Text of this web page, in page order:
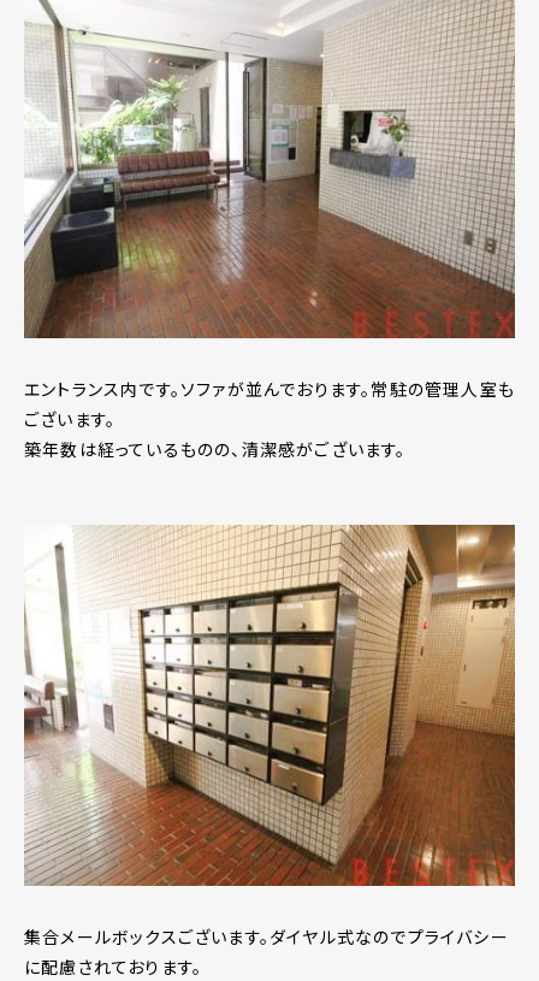
エントランス内です。ソファが並んでおります。常駐の管理人室も
ございます。
築年数は経っているものの、清潔感がございます。
集合メールボックスございます。ダイヤル式なのでプライバシー
に配慮されております。